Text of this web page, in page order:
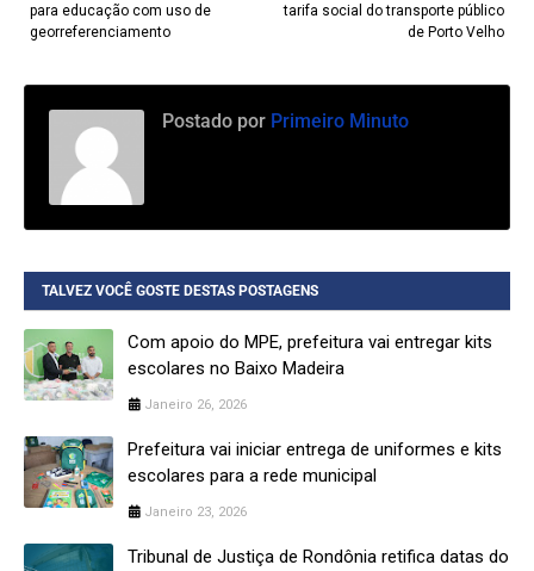
tarifa social do transporte público
de Porto Velho
para educação com uso de
georreferenciamento
Postado por Primeiro Minuto
TALVEZ VOCÊ GOSTE DESTAS POSTAGENS
Com apoio do MPE, prefeitura vai entregar kits
escolares no Baixo Madeira
Janeiro 26, 2026
Prefeitura vai iniciar entrega de uniformes e kits
escolares para a rede municipal
Janeiro 23, 2026
Tribunal de Justiça de Rondônia retifica datas do